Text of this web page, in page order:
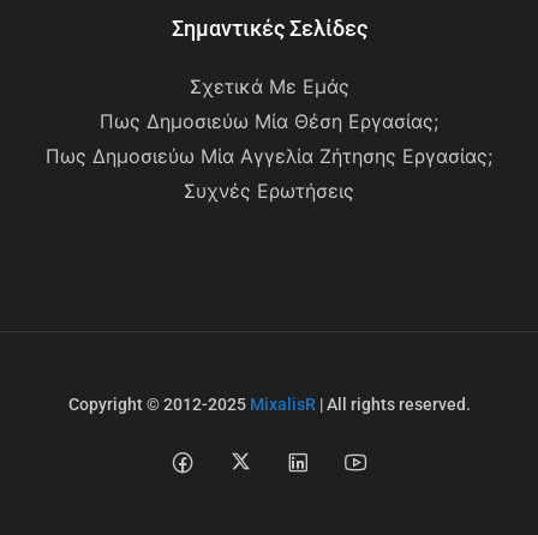
Σημαντικές Σελίδες
Σχετικά Με Εμάς
Πως Δημοσιεύω Μία Θέση Εργασίας;
Πως Δημοσιεύω Μία Αγγελία Ζήτησης Εργασίας;
Συχνές Ερωτήσεις
Copyright © 2012-2025 MixalisR | All rights reserved.